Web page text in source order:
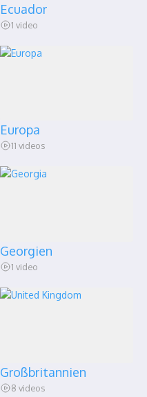
Ecuador
1 video
Europa
11 videos
Georgien
1 video
Großbritannien
8 videos